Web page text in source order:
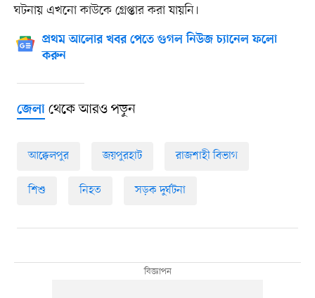
ঘটনায় এখনো কাউকে গ্রেপ্তার করা যায়নি।
প্রথম আলোর খবর পেতে গুগল নিউজ চ্যানেল ফলো
করুন
জেলাথেকে আরও পড়ুন
আক্কেলপুর জয়পুরহাট রাজশাহী বিভাগ
শিশু নিহত সড়ক দুর্ঘটনা